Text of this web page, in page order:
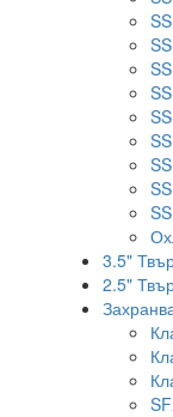
3.5"
2.5"